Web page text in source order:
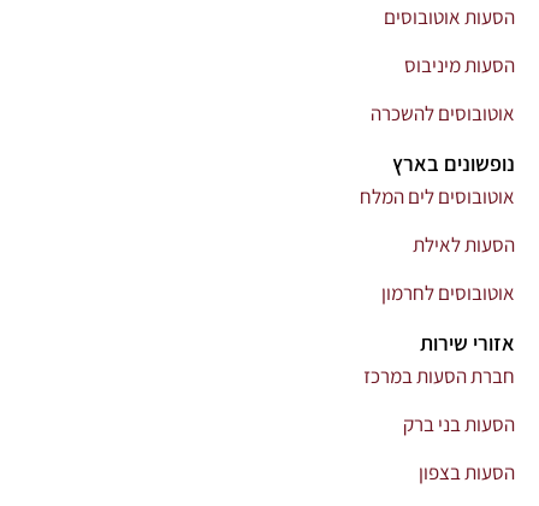
הסעות אוטובוסים
הסעות מיניבוס
אוטובוסים להשכרה
נופשונים בארץ
אוטובוסים לים המלח
הסעות לאילת
אוטובוסים לחרמון
אזורי שירות
חברת הסעות במרכז
הסעות בני ברק
הסעות בצפון